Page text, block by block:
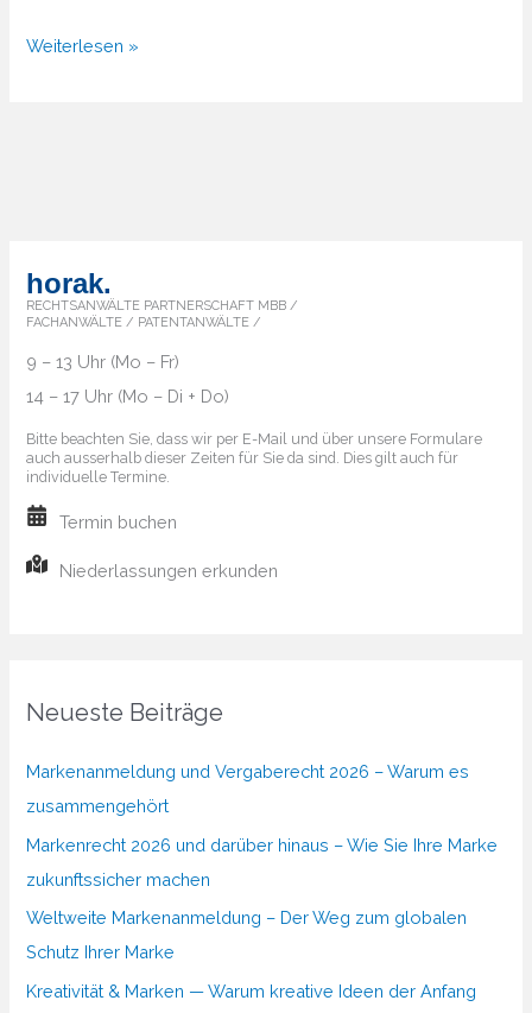
Markenrecht
Sie
Ihre
Marke
zukunftssicher
machen
Weiterlesen »
horak.
RECHTSANWÄLTE PARTNERSCHAFT MBB /
FACHANWÄLTE / PATENTANWÄLTE /
9 – 13 Uhr (Mo – Fr)
14 – 17 Uhr (Mo – Di + Do)
Bitte beachten Sie, dass wir per E-Mail und über unsere Formulare
auch ausserhalb dieser Zeiten für Sie da sind. Dies gilt auch für
individuelle Termine.
Termin buchen
Niederlassungen erkunden
Neueste Beiträge
Markenanmeldung und Vergaberecht 2026 – Warum es
zusammengehört
Markenrecht 2026 und darüber hinaus – Wie Sie Ihre Marke
zukunftssicher machen
Weltweite Markenanmeldung – Der Weg zum globalen
Schutz Ihrer Marke
Kreativität & Marken — Warum kreative Ideen der Anfang